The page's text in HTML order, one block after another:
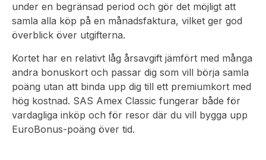
under en begränsad period och gör det möjligt att
samla alla köp på en månadsfaktura, vilket ger god
överblick över utgifterna.
Kortet har en relativt låg årsavgift jämfört med många
andra bonuskort och passar dig som vill börja samla
poäng utan att binda upp dig till ett premiumkort med
hög kostnad. SAS Amex Classic fungerar både för
vardagliga inköp och för resor där du vill bygga upp
EuroBonus-poäng över tid.